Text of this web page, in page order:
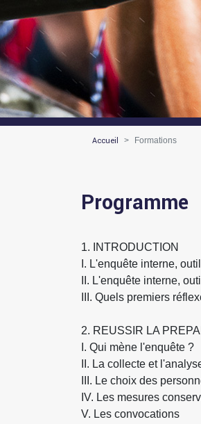
Accueil Formations
Programme
1. INTRODUCTION
I. L'enquête interne,
II. L'enquête interne,
III. Quels premiers
2. REUSSIR LA
I. Qui mène l'enquête ?
II. La collecte et
III. Le choix des
IV. Les mesures
V. Les convocations